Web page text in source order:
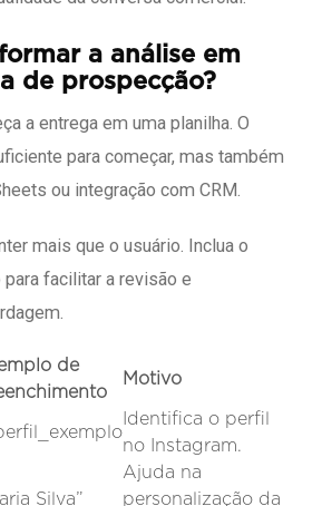
a análise em
de prospecção?
a entrega em uma planilha. O
para começar, mas também
ou integração com CRM.
mais que o usuário. Inclua o
facilitar a revisão e
de
Motivo
Identifica o perfil
no Instagram.
Silva”
Ajuda na
personalização da